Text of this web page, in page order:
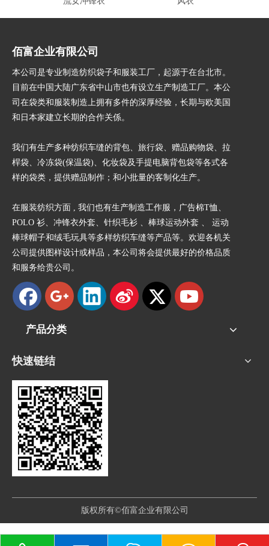
佰富企业有限公司
本公司是专业制造纺织袋子和服装工厂，起源于在台北市。
目前在中国大陆广东省中山市也有设立生产制造工厂。本公
司在袋类和服装制造上拥有多件的深厚经验，长期与欧美国
和日本家建立长期的合作关係。
我们有生产多种纺织车缝的背包、旅行袋、赠品购物袋、拉
桿袋、冷冻袋(保温袋)、化妆袋及手提电脑背包袋等各式各
样的袋类，提供赠品制作；和小批量的客制化生产。
在服装纺织方面 , 我们也有生产制造工作服，广告棉T恤、
POLO 衫、冲锋衣外套、针织毛衫 、棒球运动外套 、 运动
棒球帽子和绒毛玩具等多样纺织车缝等产品等。欢迎各机关
公司提供图样设计或样品，本公司将会提供最好的价格品质
和服务给贵公司。
产品分类
快速链结
版权所有©佰富企业有限公司